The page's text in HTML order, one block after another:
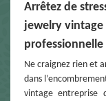
Arrêtez de
jewelry vintage
Ne craignez rien et
dans
vintage entreprise